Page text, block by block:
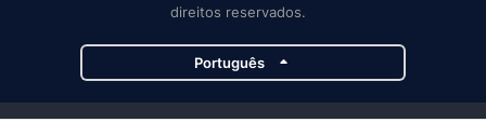
direitos reservados.
Português